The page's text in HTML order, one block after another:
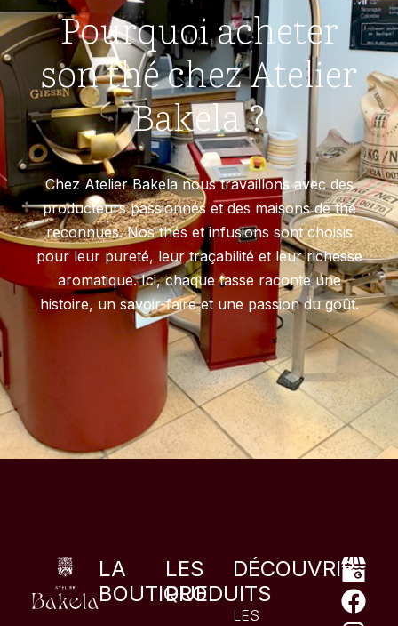
Pourquoi acheter
son thé chez Atelier
Bakela ?
Chez Atelier Bakela nous travaillons avec des
producteurs passionnés et des maisons de thé
reconnues. Nos thés et infusions sont choisis
pour leur pureté, leur traçabilité et leur richesse
aromatique. Ici, chaque tasse raconte une
histoire, un savoir-faire et une passion du goût.
LA
BOUTIQUE
LES
PRODUITS
DÉCOUVRIR
LES